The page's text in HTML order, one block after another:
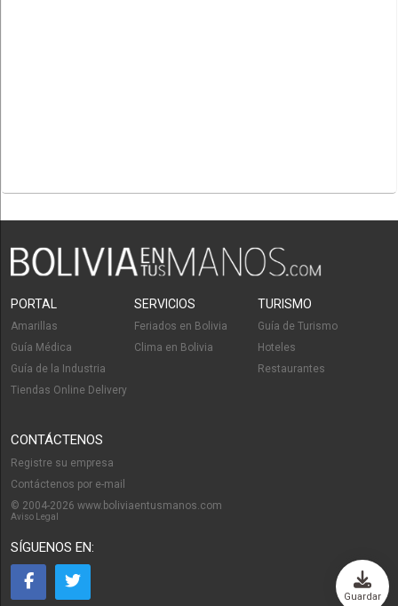
Guardar
PORTAL
Amarillas
Guía Médica
Guía de la Industria
Tiendas Online Delivery
SERVICIOS
Feriados en Bolivia
Clima en Bolivia
TURISMO
Guía de Turismo
Hoteles
Restaurantes
CONTÁCTENOS
Registre su empresa
Contáctenos por e-mail
© 2004-2026 www.boliviaentusmanos.com
Aviso Legal
SÍGUENOS EN: